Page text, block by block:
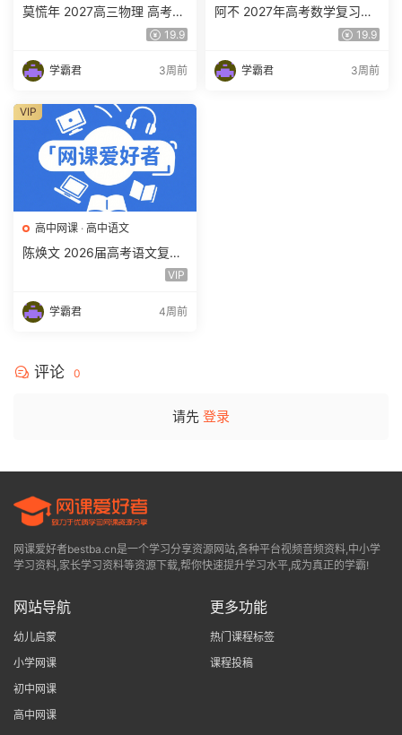
莫慌年 2027高三物理 高考物
19.9
学霸君 3周前
阿不 2027年高考数学复习网
课教程 高三数学 一轮复习视
19.9
学霸君 3周前
高中网课 · 高中语文
陈焕文 2026届高考语文复习
网课 高三语文 一二三轮视频
VIP
学霸君 4周前
VIP
评论 0
请先 登录
网课爱好者bestba.cn是一个学习分享资源网站,各种平台视频音频资料,中小学
学习资料,家长学习资料等资源下载,帮你快速提升学习水平,成为真正的学霸!
网站导航
幼儿启蒙
小学网课
初中网课
高中网课
更多功能
热门课程标签
课程投稿